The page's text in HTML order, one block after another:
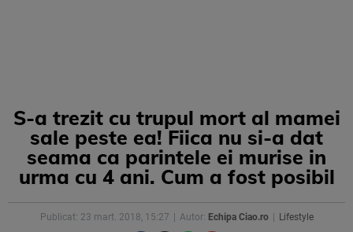
S-a trezit cu trupul mort al mamei
sale peste ea! Fiica nu si-a dat
seama ca parintele ei murise in
urma cu 4 ani. Cum a fost posibil
Publicat: 23 mart. 2018, 15:27 Autor: Echipa Ciao.ro Lifestyle